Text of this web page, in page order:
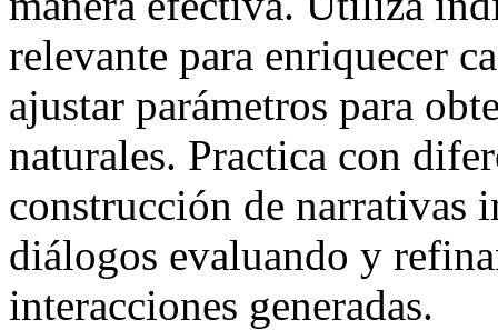
relevante para enriquecer
ajustar parámetros para
naturales. Practica con
construcción de narrativas
diálogos evaluando y
interacciones generadas.